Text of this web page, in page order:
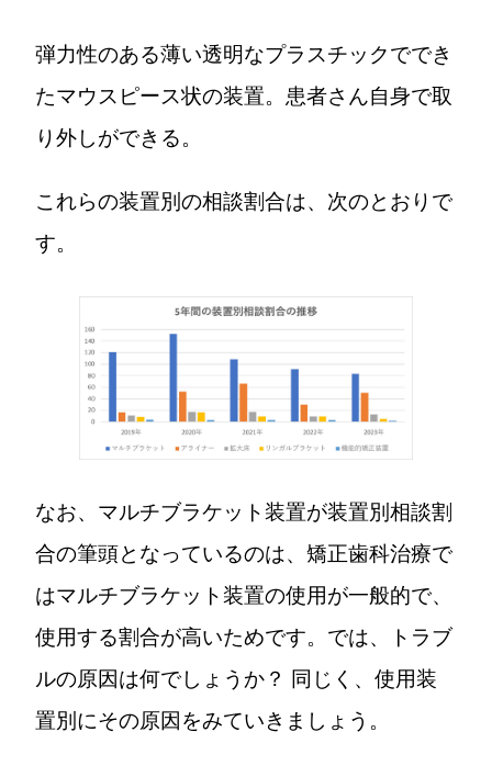
弾力性のある薄い透明なプラスチックででき
たマウスピース状の装置。患者さん自身で取
り外しができる。
これらの装置別の相談割合は、次のとおりで
す。
なお、マルチブラケット装置が装置別相談割
合の筆頭となっているのは、矯正歯科治療で
はマルチブラケット装置の使用が一般的で、
使用する割合が高いためです。では、トラブ
ルの原因は何でしょうか？ 同じく、使用装
置別にその原因をみていきましょう。